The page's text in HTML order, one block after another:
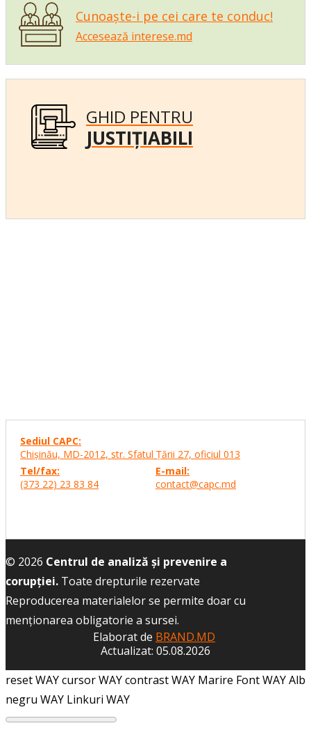
Cunoaște-i pe cei care te conduc!
Accesează interese.md
GHID PENTRU
JUSTIȚIABILI
Sediul CAPC:
Chişinău, MD-2012, str. Sfatul Ţării 27, oficiul 013
Tel/fax:
(373 22) 23 83 84
E-mail:
contact@capc.md
© 2026 Centrul de analiză și prevenire a
corupției. Toate drepturile rezervate
Reproducerea materialelor se permite doar cu
menţionarea obligatorie a sursei.
Elaborat de BRAND.MD
Actualizat: 05.08.2026
reset WAYcursor WAYcontrast WAY Marire Font WAYAlb
negru WAY Linkuri WAY